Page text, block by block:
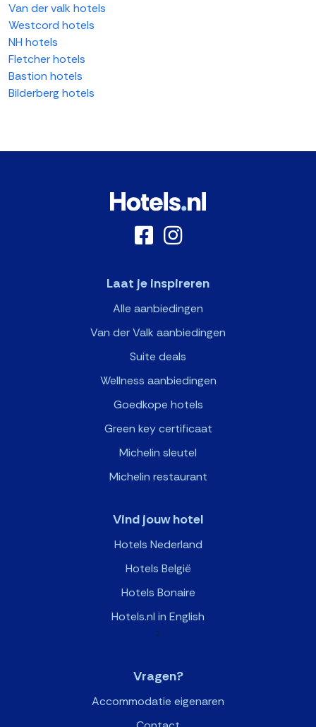
Van der valk hotels
Westcord hotels
NH hotels
Fletcher hotels
Bastion hotels
Bilderberg hotels
Laat je inspireren
Alle aanbiedingen
Van der Valk aanbiedingen
Suite deals
Wellness aanbiedingen
Goedkope hotels
Green key certificaat
Michelin sleutel
Michelin restaurant
Vind jouw hotel
Hotels Nederland
Hotels België
Hotels Bonaire
Hotels.nl in English
>
Vragen?
Accommodatie eigenaren